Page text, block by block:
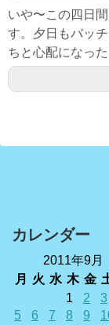
いや〜この四日
す。夕日もバッ
ちと心配になっ
カレンダー
2011年9月
月
火 水 木 金
1 2 3
5
6 7 8 9